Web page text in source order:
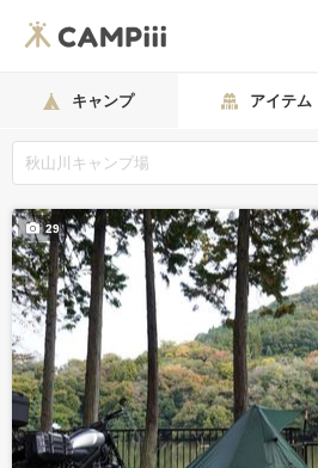
キャンプ アイテム
29